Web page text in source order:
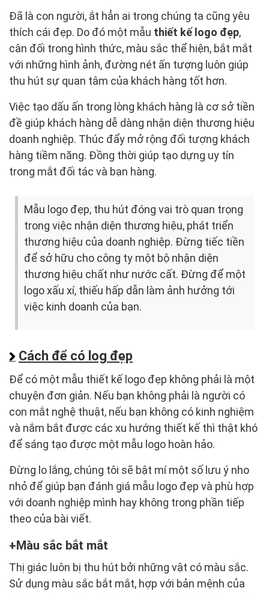
Đã là con người, ắt hẳn ai trong chúng ta cũng yêu
thích cái đẹp. Do đó một mẫu thiết kế logo đẹp,
cân đối trong hình thức, màu sắc thể hiện, bắt mắt
với những hình ảnh, đường nét ấn tượng luôn giúp
thu hút sự quan tâm của khách hàng tốt hơn.
Việc tạo dấu ấn trong lòng khách hàng là cơ sở tiền
đề giúp khách hàng dễ dàng nhận diện thương hiệu
doanh nghiệp. Thúc đẩy mở rộng đối tượng khách
hàng tiềm năng. Đồng thời giúp tạo dựng uy tín
trong mắt đối tác và bạn hàng.
Mẫu logo đẹp, thu hút đóng vai trò quan trọng
trong việc nhận diện thương hiệu, phát triển
thương hiệu của doanh nghiệp. Đừng tiếc tiền
để sở hữu cho công ty một bộ nhận diện
thương hiệu chất như nước cất. Đừng để một
logo xấu xí, thiếu hấp dẫn làm ảnh hưởng tới
việc kinh doanh của bạn.
Cách để có log đẹp
Để có một mẫu thiết kế logo đẹp không phải là một
chuyện đơn giản. Nếu bạn không phải là người có
con mắt nghệ thuật, nếu bạn không có kinh nghiệm
và nắm bắt được các xu hướng thiết kế thì thật khó
để sáng tạo được một mẫu logo hoàn hảo.
Đừng lo lắng, chúng tôi sẽ bật mí một số lưu ý nho
nhỏ để giúp bạn đánh giá mẫu logo đẹp và phù hợp
với doanh nghiệp mình hay không trong phần tiếp
theo của bài viết.
Màu sắc bắt mắt
Thị giác luôn bị thu hút bởi những vật có màu sắc.
Sử dụng màu sắc bắt mắt, hợp với bản mệnh của